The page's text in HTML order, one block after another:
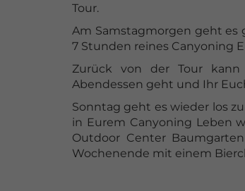
Tour.
Am Samstagmorgen geht es
7 Stunden reines Canyoning
Zurück von der Tour
Abendessen geht und Ihr
Sonntag geht es wieder los
in Eurem Canyoning Leben
Outdoor Center
Wochenende mit einem